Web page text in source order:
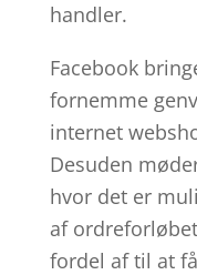
handler.
Facebook
fornemme
internet
Desuden
hvor det er
af
fordel af til at